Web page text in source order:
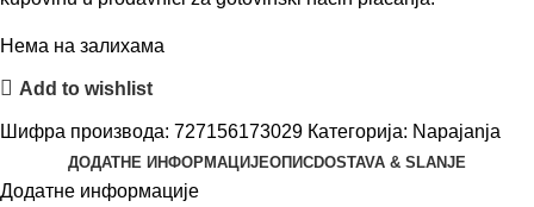
Нема на залихама
Add to wishlist
Шифра производа: 727156173029 Категорија: Napajanja
ДОДАТНЕ ИНФОРМАЦИЈЕОПИСDOSTAVA & SLANJE
Додатне информације